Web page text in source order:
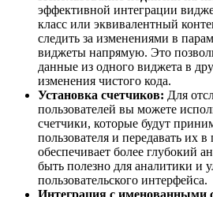
эффективной интеграции
класс или эквивалентный
следить за изменениями в
виджеты напрямую. Это
данные из одного виджета в
изменения чистого кода.
Установка счетчиков: Для
пользователей вы можете
счетчики, которые будут
пользователя и передавать их
обеспечивает более глубокий
быть полезно для аналитики и
пользовательского интерфейса.